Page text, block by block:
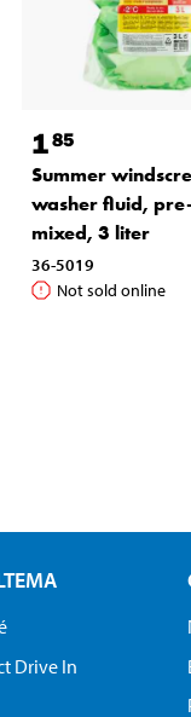
185
Summer
washer fluid, pre-
mixed, 3 liter
36-5019
Not sold online
Drive In